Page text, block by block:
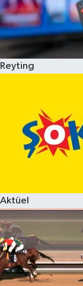
Reyting
Aktüel